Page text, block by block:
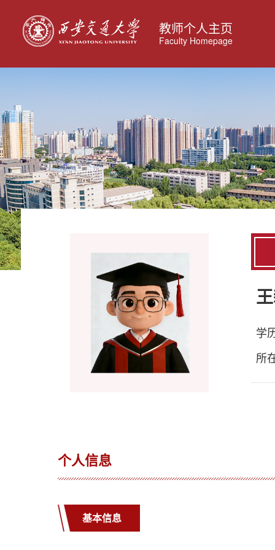
教师个人主页
Faculty Homepage
学
所
个人信息
基本信息